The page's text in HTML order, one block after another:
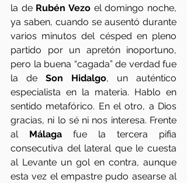
la de Rubén Vezo el domingo noche,
ya saben, cuando se ausentó durante
varios minutos del césped en pleno
partido por un apretón inoportuno,
pero la buena “cagada” de verdad fue
la de Son Hidalgo, un auténtico
especialista en la materia. Hablo en
sentido metafórico. En el otro, a Dios
gracias, ni lo sé ni nos interesa. Frente
al Málaga fue la tercera pifia
consecutiva del lateral que le cuesta
al Levante un gol en contra, aunque
esta vez el empastre pudo asearse al